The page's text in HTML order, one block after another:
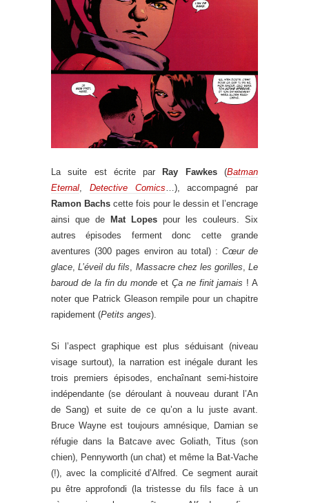
La suite est écrite par Ray Fawkes(Batman
Eternal
Detective Comics …), accompagné par
Ramon Bachs cette fois pour le dessin et l’encrage
ainsi que de
Mat Lopes pour les couleurs. Six
autres épisodes ferment donc cette grande
aventures (300 pages environ au total) : Cœur de
glace ,L’éveil du fils Massacre chez les gorilles Le
baroud de la fin du monde et Ça ne finit jamais ! A
noter que Patrick Gleason rempile pour un chapitre
rapidement (Petits anges).
Si l’aspect graphique est plus séduisant (niveau
visage surtout), la narration est inégale durant les
trois premiers épisodes, enchaînant semi-histoire
indépendante (se déroulant à nouveau durant l’An
de Sang) et suite de ce qu’on a lu juste avant.
Bruce Wayne est toujours amnésique, Damian se
réfugie dans la Batcave avec Goliath, Titus (son
chien), Pennyworth (un chat) et même la Bat-Vache
(!), avec la complicité d’Alfred. Ce segment aurait
pu être approfondi (la tristesse du fils face à un